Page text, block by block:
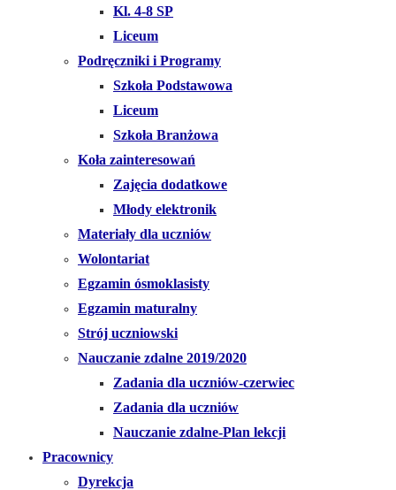
Kl. 4-8 SP
Liceum
Podręczniki i Programy
Szkoła Podstawowa
Liceum
Szkoła Branżowa
Koła zainteresowań
Zajęcia dodatkowe
Młody elektronik
Materiały dla uczniów
Wolontariat
Egzamin ósmoklasisty
Egzamin maturalny
Strój uczniowski
Nauczanie zdalne 2019/2020
Zadania dla uczniów-czerwiec
Zadania dla uczniów
Nauczanie zdalne-Plan lekcji
Pracownicy
Dyrekcja